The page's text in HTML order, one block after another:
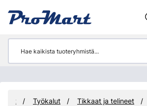
Työkalut Tikkaat ja telineet